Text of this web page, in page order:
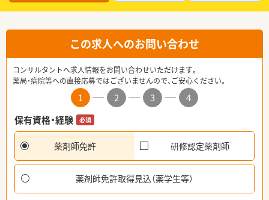
この求人へのお問い合わせ
コンサルタントへ求人情報をお問い合わせいただけます。
薬局・病院等への直接応募ではございませんので、ご安心ください。
1 2 3
4
保有資格・経験
必須
薬剤師免許 研修認定薬剤師
薬剤師免許取得見込（薬学生等）